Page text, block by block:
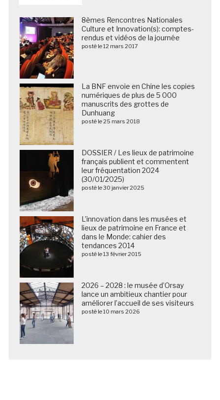
8èmes Rencontres Nationales
Culture et Innovation(s): comptes-
rendus et vidéos de la journée
posté le 12 mars 2017
La BNF envoie en Chine les copies
numériques de plus de 5 000
manuscrits des grottes de
Dunhuang
posté le 25 mars 2018
DOSSIER / Les lieux de patrimoine
français publient et commentent
leur fréquentation 2024
(30/01/2025)
posté le 30 janvier 2025
L’innovation dans les musées et
lieux de patrimoine en France et
dans le Monde: cahier des
tendances 2014
posté le 13 février 2015
2026 – 2028 : le musée d’Orsay
lance un ambitieux chantier pour
améliorer l’accueil de ses visiteurs
posté le 10 mars 2026